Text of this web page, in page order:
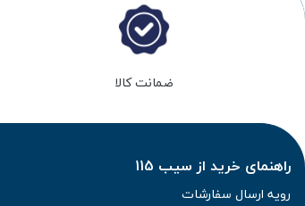
ضمانت کالا
راهنمای خرید از سیب 115
رویه ارسال سفارشات